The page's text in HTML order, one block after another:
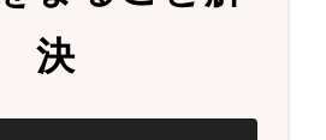
決